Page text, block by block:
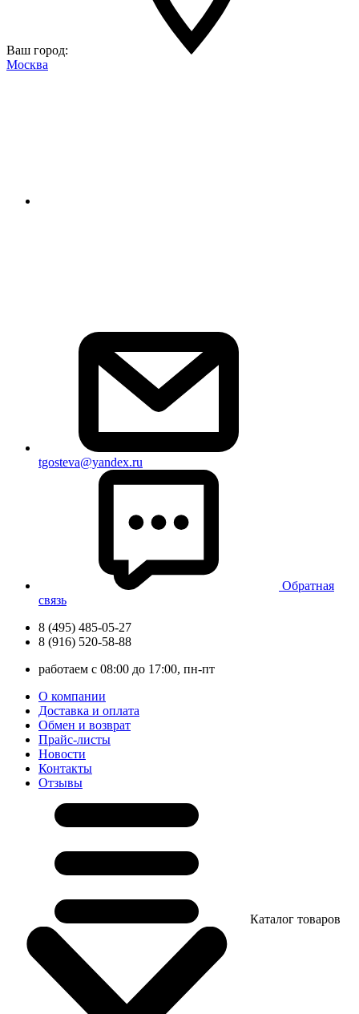
Ваш город:
Москва
tgosteva@yandex.ru
Обратная
связь
8 (495) 485-05-27
8 (916) 520-58-88
работаем с 08:00 до 17:00, пн-пт
О компании
Доставка и оплата
Обмен и возврат
Прайс-листы
Новости
Контакты
Отзывы
Каталог товаров